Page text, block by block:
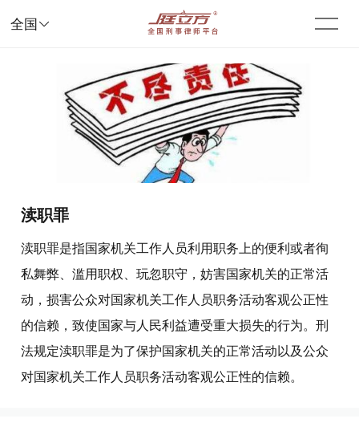
全国 
渎职罪
渎职罪是指国家机关工作人员利用职务上的便利或者徇
私舞弊、滥用职权、玩忽职守，妨害国家机关的正常活
动，损害公众对国家机关工作人员职务活动客观公正性
的信赖，致使国家与人民利益遭受重大损失的行为。刑
法规定渎职罪是为了保护国家机关的正常活动以及公众
对国家机关工作人员职务活动客观公正性的信赖。